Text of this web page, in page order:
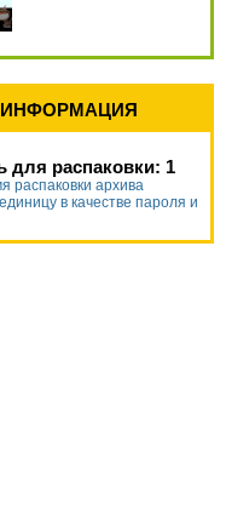
ИНФОРМАЦИЯ
для распаковки: 1
распаковки архива
в качестве пароля и